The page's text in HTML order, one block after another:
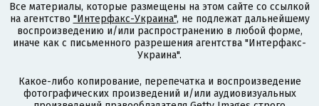
Все материалы, которые размещены на этом сайте со ссылкой
на агентство "Интерфакс-Украина", не подлежат дальнейшему
воспроизведению и/или распространению в любой форме,
иначе как с письменного разрешения агентства "Интерфакс-
Украина".
Какое-либо копирование, перепечатка и воспроизведение
фотографических произведений и/или аудиовизуальных